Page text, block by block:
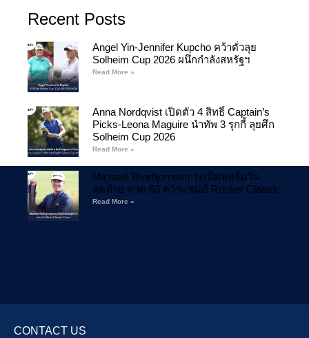
Recent Posts
Angel Yin-Jennifer Kupcho คว้าตั๋วลุย
Solheim Cup 2026 ผนึกกำลังสหรัฐฯ
Read More »
Anna Nordqvist เปิดตัว 4 สิทธิ์ Captain’s
Picks-Leona Maguire นำทัพ 3 รุกกี้ ลุยศึก
Solheim Cup 2026
Read More »
Michael Thorbjornsen ระเบิดฟอร์มวัน
สุดท้าย หวด 63 คว้าแชมป์ Rocket Classic
Read More »
CONTACT US